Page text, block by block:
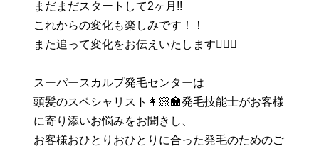
まだまだスタートして2ヶ月!!
これからの変化も楽しみです！！
また追って変化をお伝えいたします🙆🏻‍♀
スーパースカルプ発毛センターは
頭髪のスペシャリスト👩🏻‍🏫発毛技能士がお客様
に寄り添いお悩みをお聞きし、
お客様おひとりおひとりに合った発毛のためのご